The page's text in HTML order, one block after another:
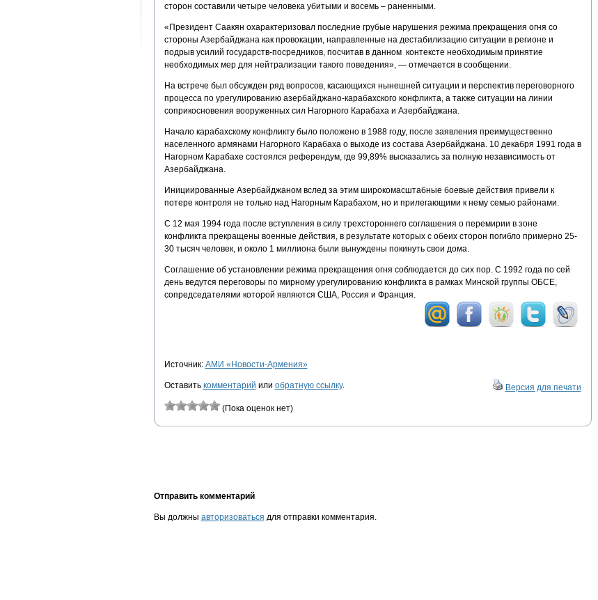
сторон составили четыре человека убитыми и восемь – раненными.
«Президент Саакян охарактеризовал последние грубые нарушения режима прекращения огня со
стороны Азербайджана как провокации, направленные на дестабилизацию ситуации в регионе и
подрыв усилий государств-посредников, посчитав в данном контексте необходимым принятие
необходимых мер для нейтрализации такого поведения», — отмечается в сообщении.
На встрече был обсужден ряд вопросов, касающихся нынешней ситуации и перспектив переговорного
процесса по урегулированию азербайджано-карабахского конфликта, а также ситуации на линии
соприкосновения вооруженных сил Нагорного Карабаха и Азербайджана.
Начало карабахскому конфликту было положено в 1988 году, после заявления преимущественно
населенного армянами Нагорного Карабаха о выходе из состава Азербайджана. 10 декабря 1991 года в
Нагорном Карабахе состоялся референдум, где 99,89% высказались за полную независимость от
Азербайджана.
Инициированные Азербайджаном вслед за этим широкомасштабные боевые действия привели к
потере контроля не только над Нагорным Карабахом, но и прилегающими к нему семью районами.
С 12 мая 1994 года после вступления в силу трехстороннего соглашения о перемирии в зоне
конфликта прекращены военные действия, в результате которых с обеих сторон погибло примерно 25-
30 тысяч человек, и около 1 миллиона были вынуждены покинуть свои дома.
Соглашение об установлении режима прекращения огня соблюдается до сих пор. С 1992 года по сей
день ведутся переговоры по мирному урегулированию конфликта в рамках Минской группы ОБСЕ,
сопредседателями которой являются США, Россия и Франция.
Источник: АМИ «Новости-Армения»
Оставить комментарий или обратную ссылку. Версия для печати
(Пока оценок нет)
Отправить комментарий
Вы должны авторизоваться для отправки комментария.